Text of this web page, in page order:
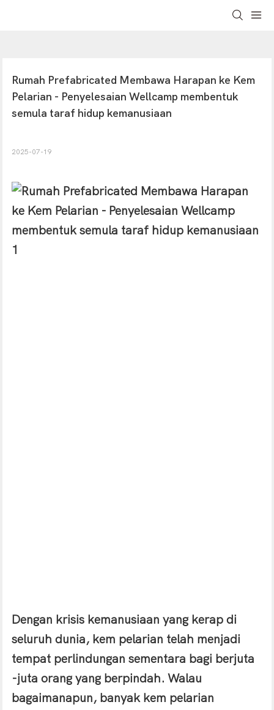
Rumah Prefabricated Membawa Harapan ke Kem
Pelarian - Penyelesaian Wellcamp membentuk
semula taraf hidup kemanusiaan
2025-07-19
Dengan krisis kemanusiaan yang kerap di
seluruh dunia, kem pelarian telah menjadi
tempat perlindungan sementara bagi berjuta
-juta orang yang berpindah. Walau
bagaimanapun, banyak kem pelarian